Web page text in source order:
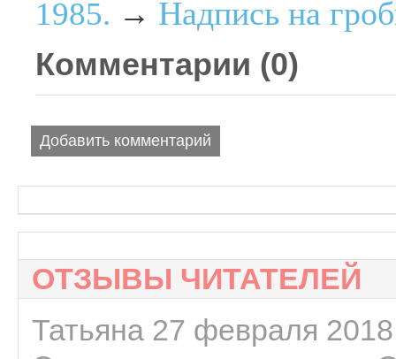
1985. → Надпись на
Комментарии (0)
Добавить комментарий
ОТЗЫВЫ ЧИТАТЕЛЕЙ
Татьяна 27 февраля